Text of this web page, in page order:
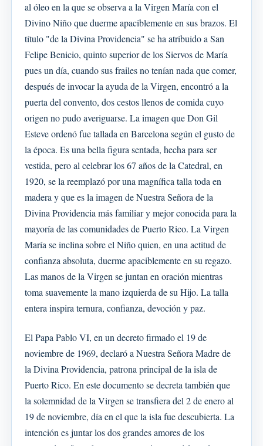
al óleo en la que se observa a la Virgen María con el
Divino Niño que duerme apaciblemente en sus brazos. El
título "de la Divina Providencia" se ha atribuido a San
Felipe Benicio, quinto superior de los Siervos de María
pues un día, cuando sus frailes no tenían nada que comer,
después de invocar la ayuda de la Virgen, encontró a la
puerta del convento, dos cestos llenos de comida cuyo
origen no pudo averiguarse. La imagen que Don Gil
Esteve ordenó fue tallada en Barcelona según el gusto de
la época. Es una bella figura sentada, hecha para ser
vestida, pero al celebrar los 67 años de la Catedral, en
1920, se la reemplazó por una magnífica talla toda en
madera y que es la imagen de Nuestra Señora de la
Divina Providencia más familiar y mejor conocida para la
mayoría de las comunidades de Puerto Rico. La Virgen
María se inclina sobre el Niño quien, en una actitud de
confianza absoluta, duerme apaciblemente en su regazo.
Las manos de la Virgen se juntan en oración mientras
toma suavemente la mano izquierda de su Hijo. La talla
entera inspira ternura, confianza, devoción y paz.
El Papa Pablo VI, en un decreto firmado el 19 de
noviembre de 1969, declaró a Nuestra Señora Madre de
la Divina Providencia, patrona principal de la isla de
Puerto Rico. En este documento se decreta también que
la solemnidad de la Virgen se transfiera del 2 de enero al
19 de noviembre, día en el que la isla fue descubierta. La
intención es juntar los dos grandes amores de los